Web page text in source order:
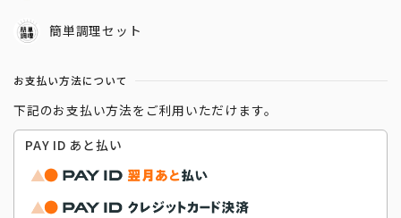
簡単調理セット
お支払い方法について
下記のお支払い方法をご利用いただけます。
PAY ID あと払い